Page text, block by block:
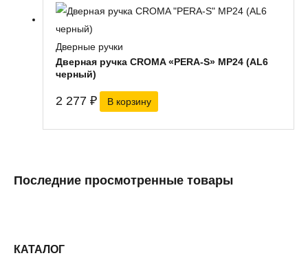
КАТАЛОГ
Дверные ручки
Дверная ручка CROMA «PERA-S» MP24 (AL6
черный)
2 277 ₽ В корзину
Последние просмотренные товары